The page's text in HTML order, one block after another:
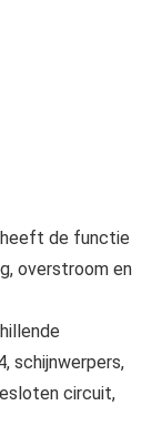
heeft de functie
overstroom en
schijnwerpers,
circuit,